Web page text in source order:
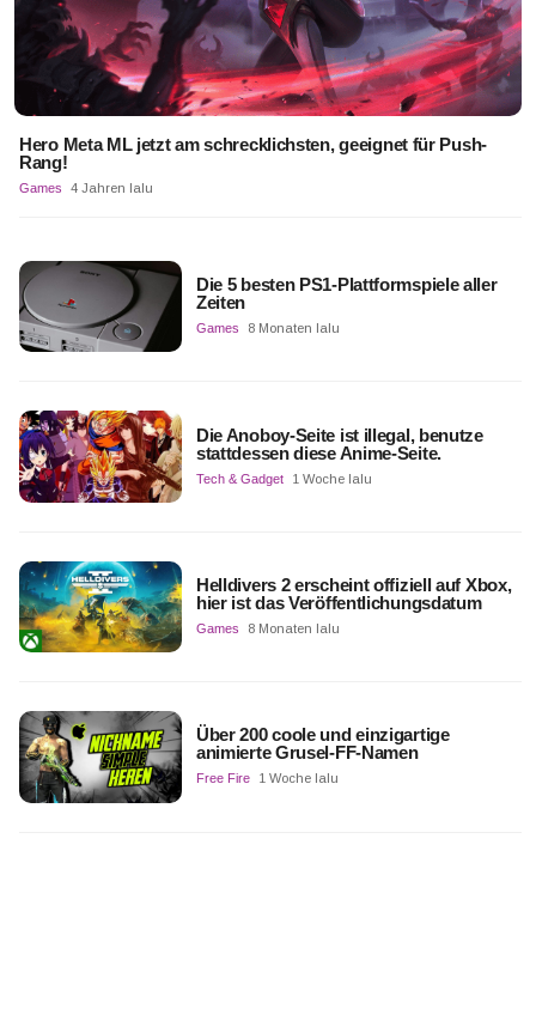
Hero Meta ML jetzt am schrecklichsten, geeignet für Push-
Rang!
Games 4 Jahren lalu
Die 5 besten PS1-Plattformspiele aller
Zeiten
Games 8 Monaten lalu
Die Anoboy-Seite ist illegal, benutze
stattdessen diese Anime-Seite.
Tech & Gadget 1 Woche lalu
Helldivers 2 erscheint offiziell auf Xbox,
hier ist das Veröffentlichungsdatum
Games 8 Monaten lalu
Über 200 coole und einzigartige
animierte Grusel-FF-Namen
Free Fire 1 Woche lalu